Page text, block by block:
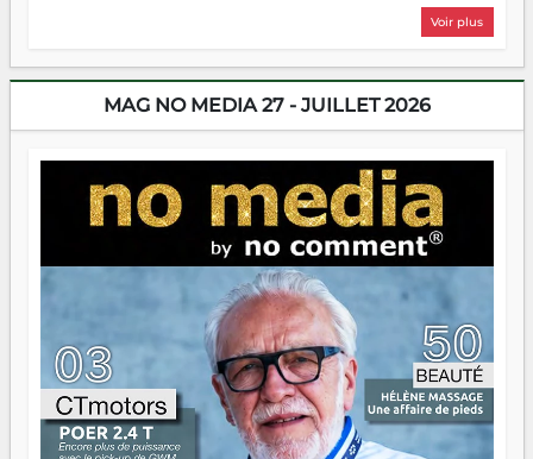
plus nombreux à se lancer, à créer, à risquer — souvent
sans filet, souvent sans aide, mais toujours avec cette
dorment vraiment la nuit. En culture, les nouvelles sont
encore meilleures. Aina Rasamoelina vient de décrocher le
Prix RFI Instrumental Afrique. Miangaly Elia rafle le Prix
jeunes qui tiennent la torche. Alors oui, on pourrait
s'arrêter là, applaudir et rentrer chez soi satisfait. Mais ce
serait passer à côté d'une chose essentielle. La fougue, ça
brûle fort — et parfois, ça brûle vite. Une flamme sans
direction peut éclairer autant qu'elle peut consumer. C'est
là que les aînés entrent en scène — pas pour reprendre le
gouvernail, mais pour montrer où sont les récifs. Les jeunes
ont la force, les vieux ont l'expérience, comme on dit. Ce
n'est pas un combat de générations — c'est une question
d'équipage. Partagez vos réussites, mais aussi vos échecs.
Surtout vos échecs, d'ailleurs — ils enseignent mieux que
n'importe quel manuel. À Madagascar, la barque avance.
Il faut juste s'assurer que tout le monde rame dans le
même sens.
Voir plus
MAG NO MEDIA 27 - JUILLET 2026